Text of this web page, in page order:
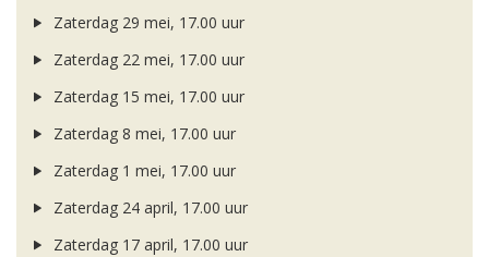
Zaterdag 29 mei, 17.00 uur
Zaterdag 22 mei, 17.00 uur
Zaterdag 15 mei, 17.00 uur
Zaterdag 8 mei, 17.00 uur
Zaterdag 1 mei, 17.00 uur
Zaterdag 24 april, 17.00 uur
Zaterdag 17 april, 17.00 uur